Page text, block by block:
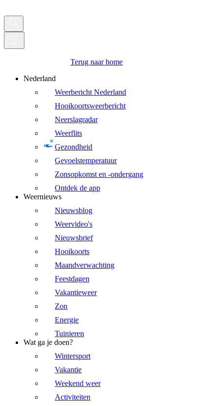
Terug naar home
Nederland
Weerbericht Nederland
Hooikoortsweerbericht
Neerslagradar
Weerflits
Gezondheid
Gevoelstemperatuur
Zonsopkomst en -ondergang
Ontdek de app
Weernieuws
Nieuwsblog
Weervideo's
Nieuwsbrief
Hooikoorts
Maandverwachting
Feestdagen
Vakantieweer
Zon
Energie
Tuinieren
Wat ga je doen?
Wintersport
Vakantie
Weekend weer
Activiteiten